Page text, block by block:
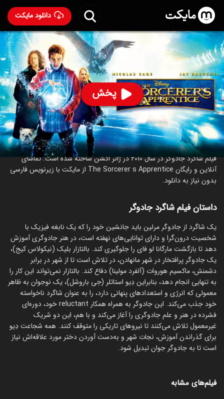
دانلود مایکت
پخش
فیلم شاگرد جادوگر
۲۸۰ 77% ۶.۱
ساخت آمریکا سال 2010
رده سنی ۷+
اکشن
ماجراجویی خانوادگی
درباره فیلم شاگرد جادوگر
فیلم شاگرد جادوگر در سال 2010 در ژانر اکشن ساخته شده است. تماشای
آنلاین و رایگان The Sorcerer s Apprentice از مایکت با زیرنویس فارسی
بدون نیاز به دانلود.
داستان فیلم شاگرد جادوگر
یک شاگرد از جادوگر مرلین باید جانشین خود را که یک نابغه فیزیک با
شخصیت درون‌گرا و دارای توانایی‌های نهفته است، در هنر جادوگری آموزش
دهد تا بازگشت مارگانا لو فای را جلوگیری کند. بالتازار بلیک (نیکولاس کیج)،
یک جادوگر پرافتخار در شهر مانهادن، در تلاش است تا از شهر در برابر
دشمنش، ماکسیم هوروات (آلفرد مولینا) دفاع کند. بالتازار نمی‌تواند این کار را
به تنهایی انجام دهد، بنابراین دِیو استاتلر (جی باروشل)، یک نوجوان به ظاهر
معمولی که انرژی و استعدادهای پنهانی دارد، را به عنوان شاگرد ناخواسته
خود جذب می‌کند. این جادوگر به همراه همکار reluctant خود، دوره‌ای
فشرده در هنر و علم جادوگری را آغاز می‌کند و با هم، این دو شریک
غیرمعمول تلاش می‌کنند تا نیروهای تاریکی را متوقف کنند. همه شجاعت دِیو
برای گذراندن آموزش، نجات شهر و به‌دست آوردن دختر مورد علاقه‌اش نیاز
است تا به جادوگر جوان تبدیل شود.
فیلم‌های مشابه